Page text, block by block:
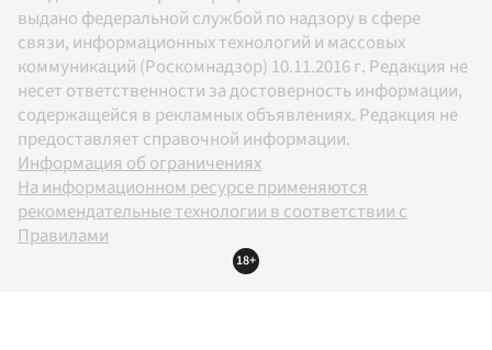
выдано федеральной службой по надзору в сфере
связи, информационных технологий и массовых
коммуникаций (Роскомнадзор) 10.11.2016 г. Редакция не
несет ответственности за достоверность информации,
содержащейся в рекламных объявлениях. Редакция не
предоставляет справочной информации.
Информация об ограничениях
На информационном ресурсе применяются
рекомендательные технологии в соответствии с
Правилами
18+